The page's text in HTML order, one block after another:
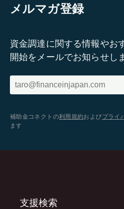
メルマガ登録
資金調達に関する情報やお
開始をメールでお知らせし
補助金コネクトの利用規約およびプライ
ます
支援検索